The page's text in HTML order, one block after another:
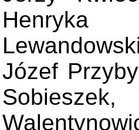
Henryka
Józef
Sobieszek,